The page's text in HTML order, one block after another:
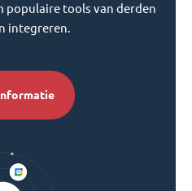
populaire tools van derden
integreren.